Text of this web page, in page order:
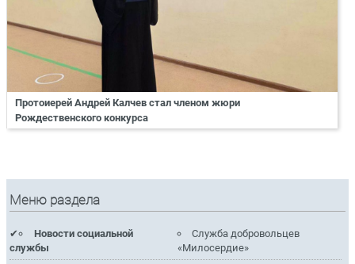
Протоиерей Андрей Калчев стал членом жюри
Рождественского конкурса
Меню раздела
Новости социальной
службы
Служба добровольцев
«Милосердие»